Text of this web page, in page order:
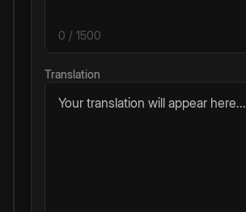
0 / 1500
Translation
Your translation will appear here...